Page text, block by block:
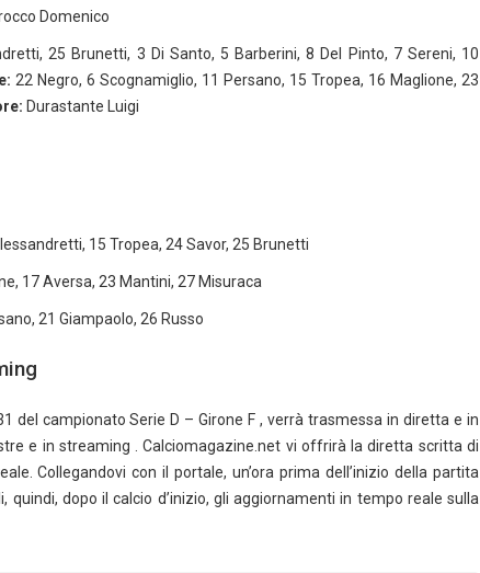
Domenico
25 Brunetti, 3 Di Santo, 5 Barberini, 8 Del Pinto, 7 Sereni, 10
22 Negro, 6 Scognamiglio, 11 Persano, 15 Tropea, 16 Maglione, 23
Durastante Luigi
15 Tropea, 24 Savor, 25 Brunetti
17 Aversa, 23 Mantini, 27 Misuraca
21 Giampaolo, 26 Russo
del campionato Serie D – Girone F , verrà trasmessa in diretta e in
e in streaming . Calciomagazine.net vi offrirà la diretta scritta di
Collegandovi con il portale, un’ora prima dell’inizio della partita
dopo il calcio d’inizio, gli aggiornamenti in tempo reale sulla